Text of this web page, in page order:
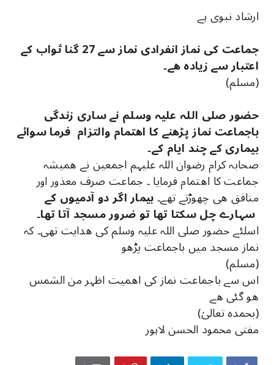
ارشاد نبوی ہے
جماعت کی نماز انفرادی نماز سے 27 گنا ثواب کے
اعتبار سے زیادہ ھے۔
(مسلم)
حضور صلی اللہ علیہ وسلم نے ساری زندگی
باجماعت نماز پڑھنے کا اھتمام والتزام فرما سوائے
بیماری کے چند ایام کے۔
صحابہ کرام رضوان اللہ علیہم اجمعین نے ھمیشہ
جماعت کا اھتمام فرمایا ۔ جماعت صرف معذور اور
منافق ھی چھوڑتے تھے۔بیمار اگر دو آدمیوں کے
سہارے چل سکتا تھا تو ضرور مسجد آتا تھا۔
اسلئے حضور صلی اللہ علیہ وسلم کی ھدایت تھی۔ کہ
نماز مسجد میں باجماعت پڑھو
(مسلم)
اس سے باجماعت نماز کی اھمیت اظہر من الشمس
ھو گئی ھے
(بحمدہ تعالیٰ)
مفتی محمود الحسن لاہور